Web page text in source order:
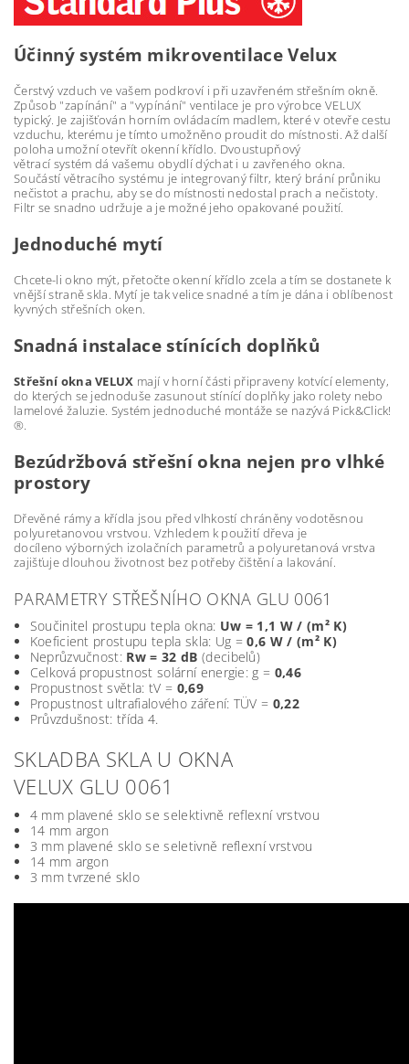
Účinný systém mikroventilace Velux
Čerstvý vzduch ve vašem podkroví i při uzavřeném střešním okně.
Způsob "zapínání" a "vypínání" ventilace je pro výrobce VELUX
typický. Je zajišťován horním ovládacím madlem, které v otevře cestu
vzduchu, kterému je tímto umožněno proudit do místnosti. Až další
poloha umožní otevřít okenní křídlo. Dvoustupňový
větrací systém dá vašemu obydlí dýchat i u zavřeného okna.
Součástí větracího systému je integrovaný filtr, který brání průniku
nečistot a prachu, aby se do místnosti nedostal prach a nečistoty.
Filtr se snadno udržuje a je možné jeho opakované použití.
Jednoduché mytí
Chcete-li okno mýt, přetočte okenní křídlo zcela a tím se dostanete k
vnější straně skla. Mytí je tak velice snadné a tím je dána i oblíbenost
kyvných střešních oken.
Snadná instalace stínících doplňků
Střešní okna VELUX mají v horní části připraveny kotvící elementy,
do kterých se jednoduše zasunout stínící doplňky jako rolety nebo
lamelové žaluzie. Systém jednoduché montáže se nazývá Pick&Click!
®.
Bezúdržbová střešní okna nejen pro vlhké
prostory
Dřevěné rámy a křídla jsou před vlhkostí chráněny vodotěsnou
polyuretanovou vrstvou. Vzhledem k použití dřeva je
docíleno výborných izolačních parametrů a polyuretanová vrstva
zajišťuje dlouhou životnost bez potřeby čištění a lakování.
PARAMETRY STŘEŠNÍHO OKNA GLU 0061
Součinitel prostupu tepla okna: Uw = 1,1 W / (m² K)
Koeficient prostupu tepla skla: Ug =0,6 W / (m² K)
Neprůzvučnost: Rw = 32 dB (decibelů)
Celková propustnost solární energie: g = 0,46
Propustnost světla: tV = 0,69
Propustnost ultrafialového záření: TÜV = 0,22
Průvzdušnost: třída 4.
SKLADBA SKLA U OKNA
VELUX GLU 0061
4 mm plavené sklo se selektivně reflexní vrstvou
14 mm argon
3 mm plavené sklo se seletivně reflexní vrstvou
14 mm argon
3 mm tvrzené sklo